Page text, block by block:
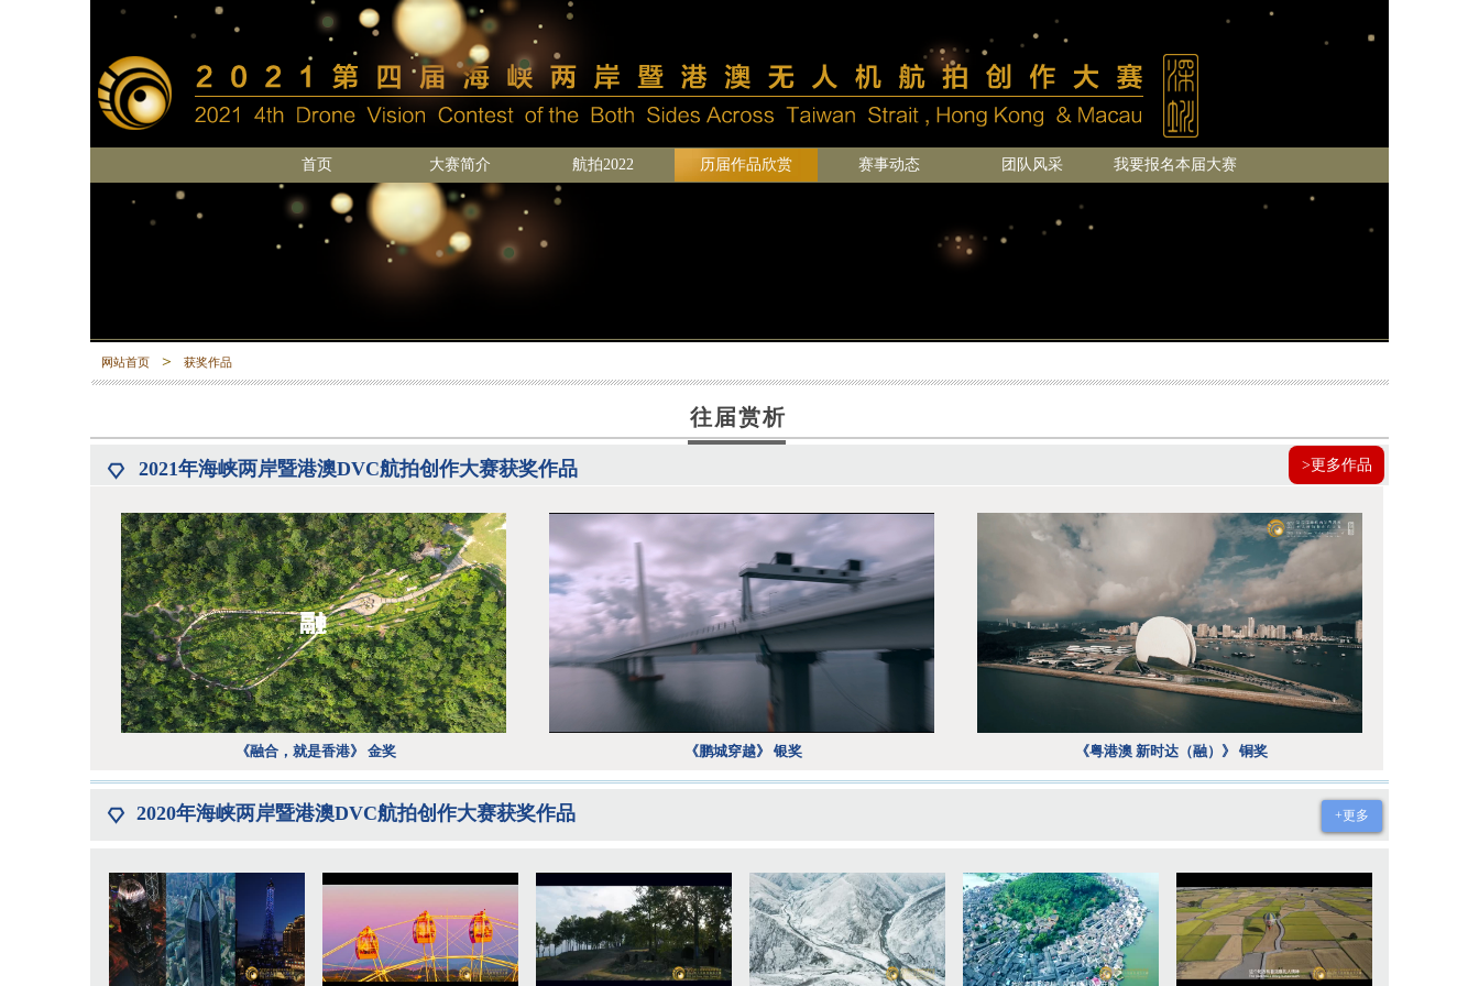
首页 大赛简介 航拍2022 历届作品欣赏 赛事动态 团队风采 我要报名本届大赛
网站首页 ＞ 获奖作品
往届赏析
2021年海峡两岸暨港澳DVC航拍创作大赛获奖作品 >更多作品
《融合，就是香港》 金奖 《鹏城穿越》 银奖 《粤港澳 新时达（融）》 铜奖
+更多
2020年海峡两岸暨港澳DVC航拍创作大赛获奖作品